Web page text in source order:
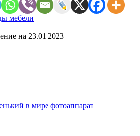
мебели
на 23.01.2023
в мире фотоаппарат